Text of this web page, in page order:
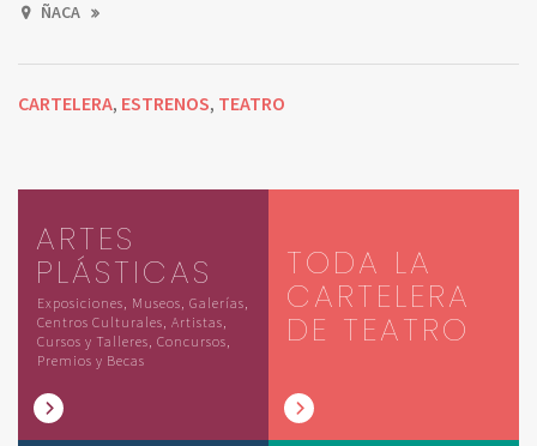
ÑACA
CARTELERA, ESTRENOS, TEATRO
ARTES
PLÁSTICAS
Exposiciones, Museos, Galerías,
Centros Culturales, Artistas,
Cursos y Talleres, Concursos,
Premios y Becas
TODA LA
CARTELERA
DE TEATRO